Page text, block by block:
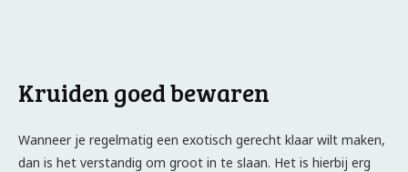
Kruiden goed bewaren
Wanneer je regelmatig een exotisch gerecht klaar wilt maken,
dan is het verstandig om groot in te slaan. Het is hierbij erg